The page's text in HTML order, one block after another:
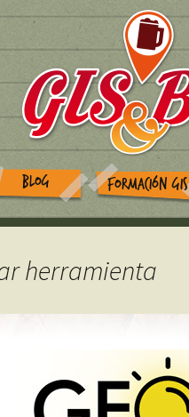
BLOG FORMACIÓN GIS
herramienta